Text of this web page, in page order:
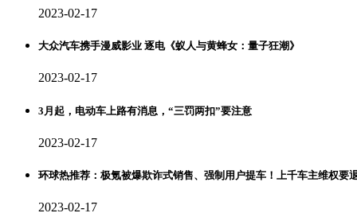
2023-02-17
大众汽车携手漫威影业 逐电《蚁人与黄蜂女：量子狂潮》
2023-02-17
3月起，电动车上路有消息，“三罚两扣”要注意
2023-02-17
环球热推荐：极氪被爆欺诈式销售、强制用户提车！上千车主维权
2023-02-17